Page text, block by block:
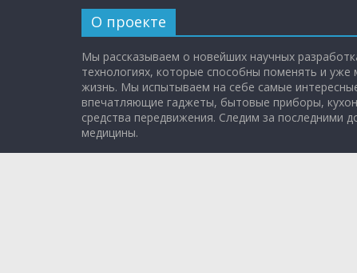
О проекте
Мы рассказываем о новейших научных
технологиях, которые способны поменять и
жизнь. Мы испытываем на себе самые
впечатляющие гаджеты, бытовые приборы,
средства передвижения. Следим за последними
медицины.